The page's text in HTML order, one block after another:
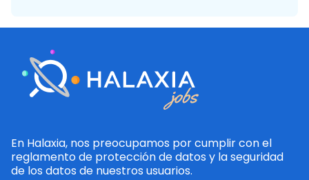
En Halaxia, nos preocupamos por cumplir con el
reglamento de protección de datos y la seguridad
de los datos de nuestros usuarios.